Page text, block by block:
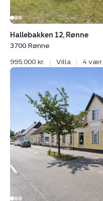
Hallebakken 12, Rønne
3700 Rønne
995.000 kr.
| Villa | 4 vær.
Godthåbsvej
Østermarie,
Østermarie